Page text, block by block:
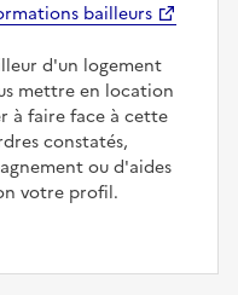
bailleurs
d'un logement
mettre en location
à faire face à cette
constatés,
ou d'aides
votre profil.